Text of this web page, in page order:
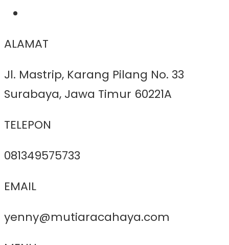
ALAMAT
Jl. Mastrip, Karang Pilang No. 33
Surabaya, Jawa Timur 60221A
TELEPON
081349575733
EMAIL
yenny@mutiaracahaya.com